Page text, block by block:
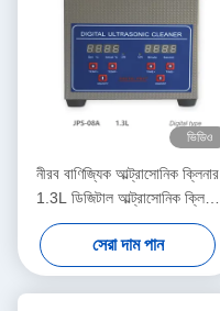
ভিডিও
নীরব বাণিজ্যিক আল্ট্রাসোনিক ক্লিনার
1.3L ডিজিটাল আল্ট্রাসোনিক ক্লিনিং
মেশিন 60W মাল্টি গিয়ার টাইমিং সহ
সেরা দাম পান